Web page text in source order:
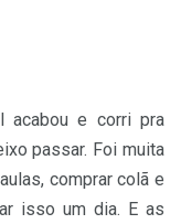
acabou e corri pra
passar. Foi muita
comprar colã e
isso um dia. E as